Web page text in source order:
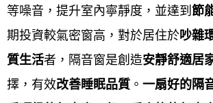
鋁門窗工程宅急便 從設計到施工及維
格合理，多年來深受客戶好評，有口
有多年施工經驗，兼具安全、功能與
的目標。
等噪音，提升室內寧靜度，並達到 節
期投資較氣密窗高，對於居住於吵雜
質生活者，隔音窗是創造安靜舒適居
擇，有效改善睡眠品質 。 一扇好的隔